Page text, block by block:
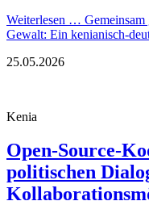
Weiterlesen … Gemeinsam
Gewalt: Ein kenianisch-
25.05.2026
Kenia
Open-Source-
politischen